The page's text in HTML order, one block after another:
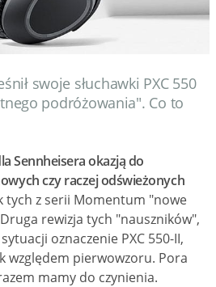
swoje słuchawki PXC 550
podróżowania". Co to
Sennheisera okazją do
czy raczej odświeżonych
tych z serii Momentum "nowe
Druga rewizja tych "nauszników",
oznaczenie PXC 550-II,
względem pierwowzoru. Pora
mamy do czynienia.